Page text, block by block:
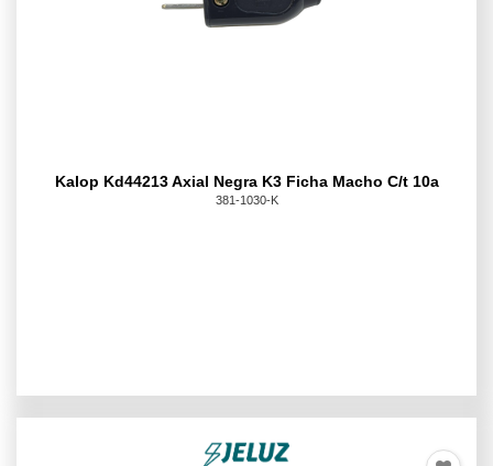
Kalop Kd44213 Axial Negra K3 Ficha Macho C/t 10a
381-1030-K